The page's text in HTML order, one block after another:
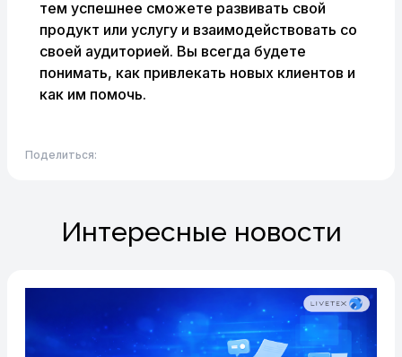
тем успешнее сможете развивать свой
продукт или услугу и взаимодействовать со
своей аудиторией. Вы всегда будете
понимать, как привлекать новых клиентов и
как им помочь.
Поделиться:
Интересные новости